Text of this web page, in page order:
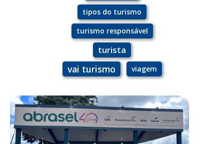
tipos do turismo
turismo responsável
turista
vai turismo viagem